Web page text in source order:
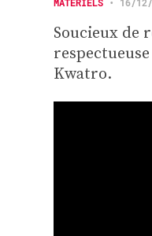
LIGNE DE MIRE
Phaco quand
Soucieux de
Kwatro.